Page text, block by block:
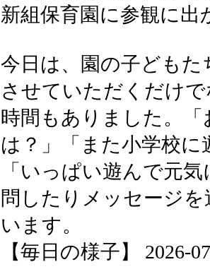
新組保育園に参観に出
今日は、園の子ども
させていただくだけ
時間もありました。
は？」「また小学校
「いっぱい遊んで元
問したりメッセージ
います。
【毎日の様子】 2026-